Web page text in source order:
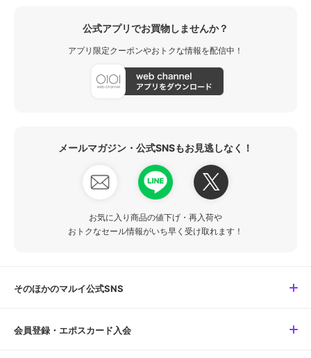
公式アプリでお買物しませんか？
アプリ限定クーポンやおトクな情報を配信中！
メールマガジン・公式SNSもお見逃しなく！
お気に入り商品の値下げ・再入荷や
おトクなセール情報がいち早く受け取れます！
そのほかのマルイ公式SNS
会員登録・エポスカード入会